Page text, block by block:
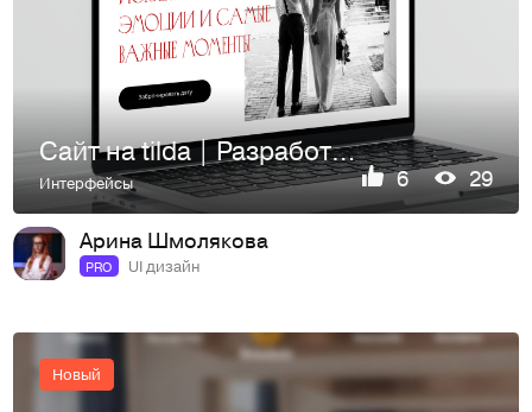
Сайт на tilda | Разработка лендинга | Web Desing
Интерфейсы 6 29
Арина Шмолякова
PRO UI дизайн
Новый